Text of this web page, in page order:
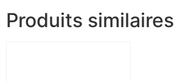
Produits similaires